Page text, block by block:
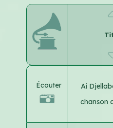
Écouter
Ai
chanson